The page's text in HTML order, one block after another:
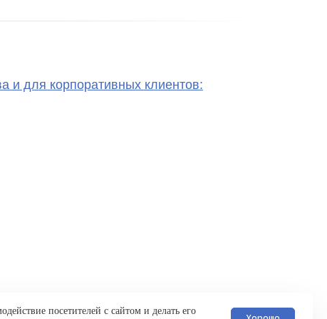
и для корпоративных клиентов:
получения точной информации о мероприятиях, составе
посетителей с сайтом и делать его